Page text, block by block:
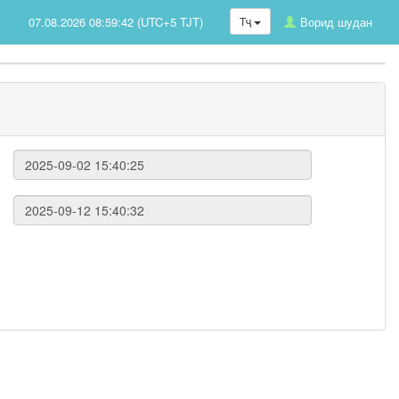
Тҷ Ворид шудан
07.08.2026 08:59:42 (UTC+5 TJT)